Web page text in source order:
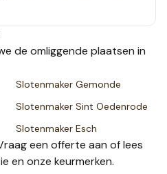
de omliggende plaatsen in
Slotenmaker Gemonde
Slotenmaker Sint Oedenrode
Slotenmaker Esch
een offerte aan of lees
en onze keurmerken.